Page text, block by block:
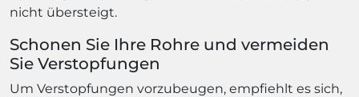
nicht übersteigt.
Schonen Sie Ihre Rohre und vermeiden
Sie Verstopfungen
Um Verstopfungen vorzubeugen, empfiehlt es sich,